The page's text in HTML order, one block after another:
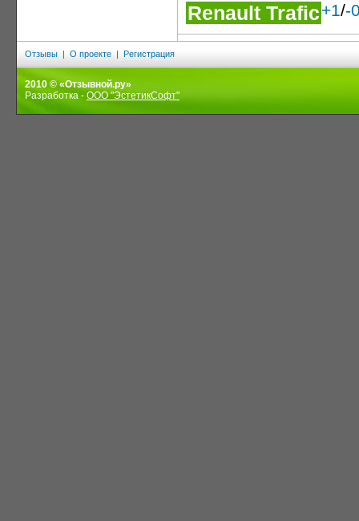
Renault Trafic+1/-
Отзывы | О проекте | Регистрация
2010 © «Отзывной.ру»
Разработка - ООО "ЭстетикСофт"